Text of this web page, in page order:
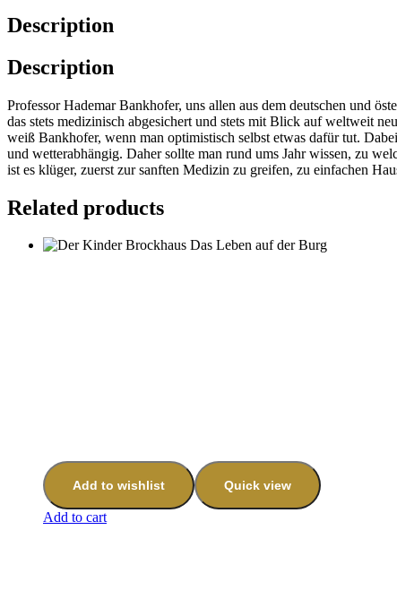
Description
Description
Professor Hademar Bankhofer, uns allen aus dem deutschen und
das stets medizinisch abgesichert und stets mit Blick auf weltweit
weiß Bankhofer, wenn man optimistisch selbst etwas dafür tut.
und wetterabhängig. Daher sollte man rund ums Jahr wissen, zu
ist es klüger, zuerst zur sanften Medizin zu greifen, zu einfachen
Related products
Add to wishlist Quick view
Add to cart